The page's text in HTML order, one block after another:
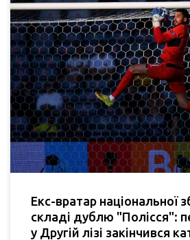
Екс-вратар національної
складі дублю "Полісся":
у Другій лізі закінчився